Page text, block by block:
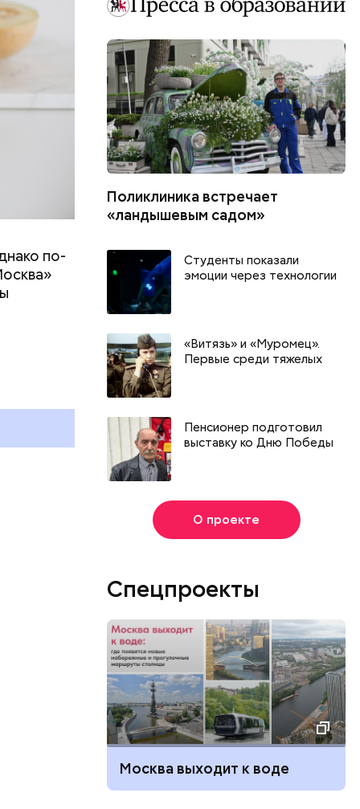
День арбуза и День поцелуев
с зеркалом: какие праздники
отмечают в России и мире 3
августа
День
августа
по-
Поликлиника встречает
«ландышевым садом»
Студенты показали
эмоции через технологии
«Витязь» и «Муромец».
Первые среди тяжелых
Пенсионер подготовил
выставку ко Дню Победы
О проекте
Спецпроекты
Москва выходит к воде